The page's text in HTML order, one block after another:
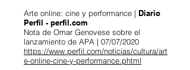
Arte online: cine y performance | Diario
Perfil - perfil.com
Nota de Omar Genovese sobre el
lanzamiento de APA | 07/07/2020
https://www.perfil.com/noticias/cultura/art
e-online-cine-y-performance.phtml